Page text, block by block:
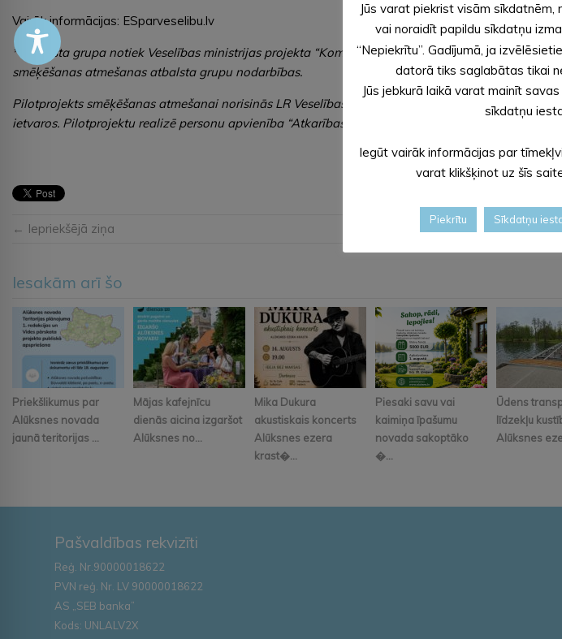
Vairāk informācijas: ESparveselibu.lv
*
Atbalsta grupa notiek Veselības ministrijas projekta “Kompleksi veselības veicināšanas un
smēķēšanas atmešanas atbalsta grupu nodarbības.
Pilotprojekts smēķēšanas atmešanai norisinās LR Veselības ministrijas ESF projekta
ietvaros. Pilotprojektu realizē personu apvienība “Atkarības speciālistu apvienība”.
← Iepriekšējā ziņa
Iesakām arī šo
Priekšlikumus par
Alūksnes novada
jaunā teritorijas ...
Mājas kafejnīcu
dienās aicina izgaršot
Alūksnes no...
Mika Dukura
akustiskais koncerts
Alūksnes ezera
krast�...
Piesaki savu vai
kaimiņa īpašumu
novada sakoptāko
�...
Ūdens
līdzekļu
Alūksnes
Pašvaldības rekvizīti
Reģ. Nr.90000018622
PVN reģ. Nr. LV 90000018622
AS „SEB banka”
Kods: UNLALV2X
Jūs varat piekrist visām sīkdatnēm,
vai noraidīt papildu sīkdatņu
“Nepiekrītu”. Gadījumā, ja
datorā tiks saglabātas tikai
Jūs jebkurā laikā varat mainīt
sīkdatņu
Iegūt vairāk informācijas par
varat klikšķinot uz šīs
Piekrītu Sīkdatņu